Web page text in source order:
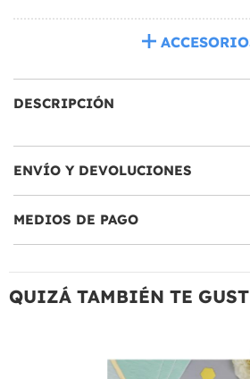
DESCRIPCIÓN
ENVÍO Y DEVOLUCIONES
MEDIOS DE PAGO
QUIZÁ TAMBIÉN TE